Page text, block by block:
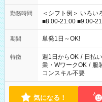
勤務時間
＜シフト例＞ いろ
■8:00-21:00 ■9:00-
期間 単発1日～OK!
特徴 週1日からOK / 日払
業・WワークOK / 服
コンスキル不要
気になる！